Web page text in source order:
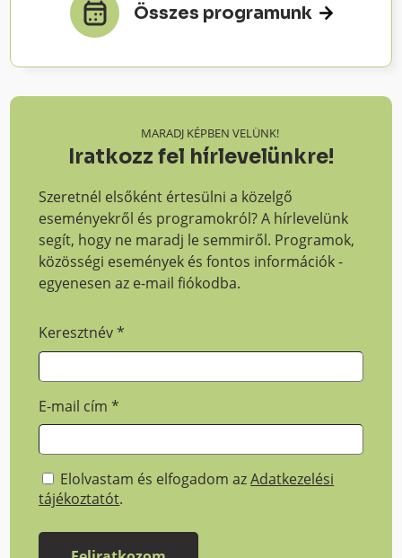
Összes programunk
MARADJ KÉPBEN VELÜNK!
Iratkozz fel hírlevelünkre!
Szeretnél elsőként értesülni a közelgő
eseményekről és programokról? A hírlevelünk
segít, hogy ne maradj le semmiről. Programok,
közösségi események és fontos információk -
egyenesen az e-mail fiókodba.
Keresztnév*
E-mail cím*
Elolvastam és elfogadom azAdatkezelési
tájékoztatót.